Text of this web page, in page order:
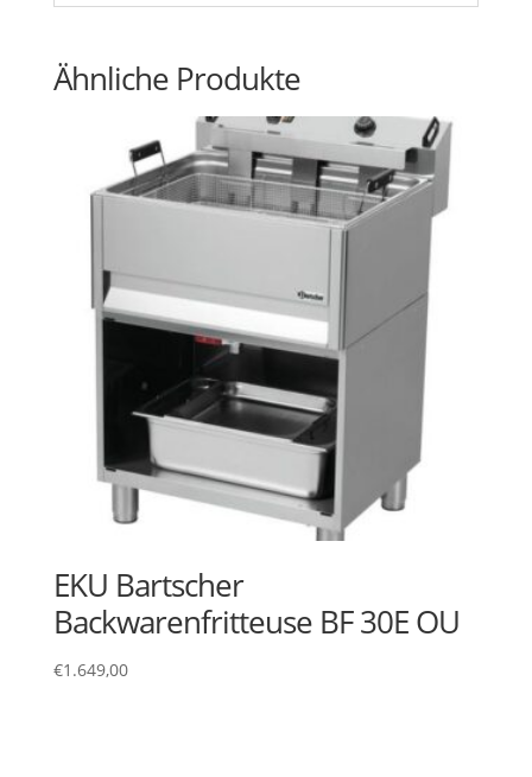
Ähnliche Produkte
EKU Bartscher
Backwarenfritteuse BF 30E OU
€1.649,00